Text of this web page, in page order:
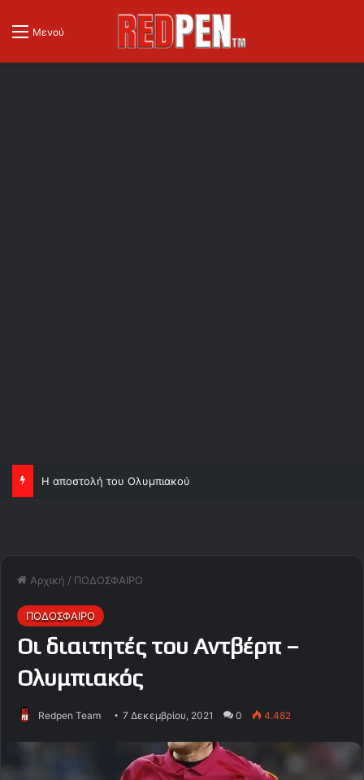
Μενού
Η αποστολή του Ολυμπιακού
Αρχική / ΠΟΔΟΣΦΑΙΡΟ
ΠΟΔΟΣΦΑΙΡΟ
Οι διαιτητές του Αντβέρπ –
Ολυμπιακός
Redpen Team 7 Δεκεμβρίου, 2021 0 4.482